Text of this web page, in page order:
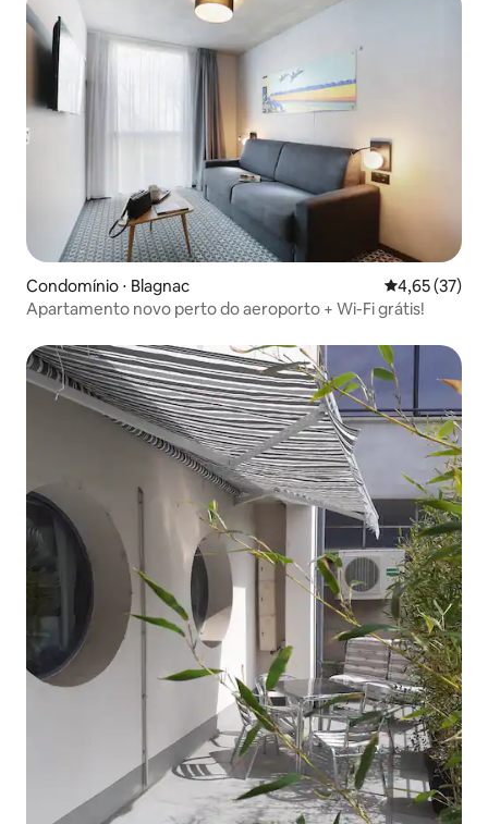
Condomínio ⋅ Blagnac 4,65 de uma
4,65 (37)
Apartamento novo perto do aeroporto + Wi-Fi grátis!